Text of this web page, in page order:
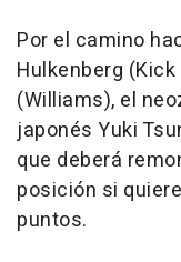
Por el camino
Hulkenberg
(Williams), el
japonés Yuki
que deberá
posición si
puntos.